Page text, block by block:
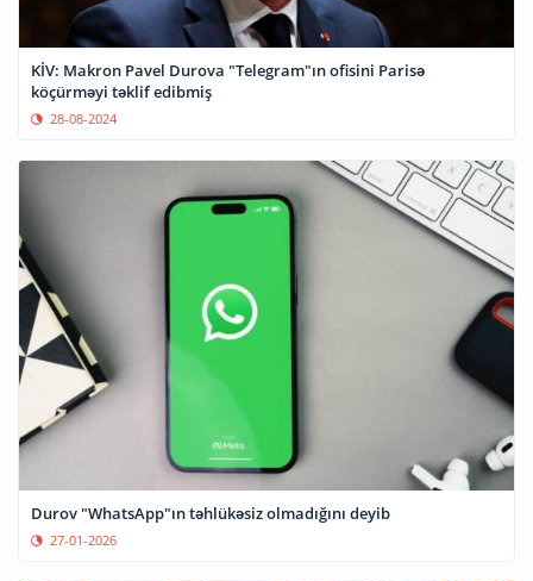
KİV: Makron Pavel Durova "Telegram"ın ofisini Parisə
köçürməyi təklif edibmiş
28-08-2024
Durov "WhatsApp"ın təhlükəsiz olmadığını deyib
27-01-2026